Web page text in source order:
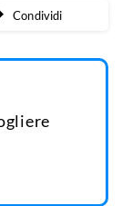
Condividi